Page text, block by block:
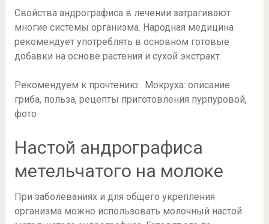
Свойства андрографиса в лечении затрагивают
многие системы организма. Народная медицина
рекомендует употреблять в основном готовые
добавки на основе растения и сухой экстракт.
Рекомендуем к прочтению: Мокруха: описание
гриба, польза, рецепты приготовления пурпуровой,
фото
Настой андрографиса
метельчатого на молоке
При заболеваниях и для общего укрепления
организма можно использовать молочный настой